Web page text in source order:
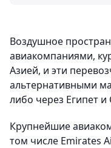
Воздушное
авиакомпаниями,
Азией, и эти
альтернативными
либо через Египет
Крупнейшие
том числе Emirates